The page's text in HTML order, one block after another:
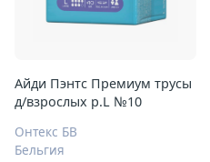
Айди Пэнтс Премиум трусы
д/взрослых р.L №10
Онтекс БВ
Бельгия